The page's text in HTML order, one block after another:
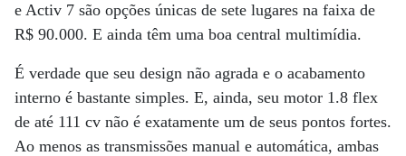
e Activ 7 são opções únicas de sete lugares na faixa de
R$ 90.000. E ainda têm uma boa central multimídia.
É verdade que seu design não agrada e o acabamento
interno é bastante simples. E, ainda, seu motor 1.8 flex
de até 111 cv não é exatamente um de seus pontos fortes.
Ao menos as transmissões manual e automática, ambas